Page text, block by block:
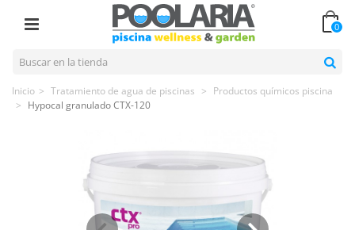
0
Inicio > Tratamiento de agua de piscinas > Productos químicos piscina
> Hypocal granulado CTX-120